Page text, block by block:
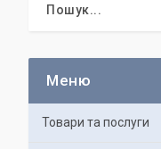
Товари та послуги